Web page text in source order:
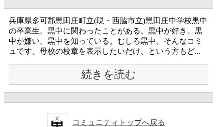
兵庫県多可郡黒田庄町立(現・西脇市立)黒田庄中学校黒中
の卒業生。黒中に関わったことがある。黒中が好き。黒
中が嫌い。黒中を知っている。むしろ黒中。そんなコミ
ュです。母校の校章を表示したいだけ、という方もど...
続きを読む
コミュニティトップへ戻る